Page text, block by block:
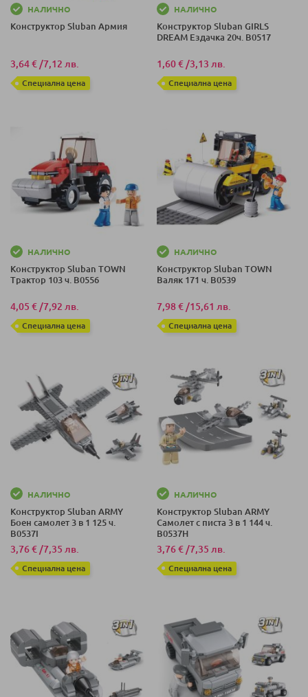
НАЛИЧНО
Конструктор Sluban Армия
3,64 € /7,12 лв.
Специална цена
НАЛИЧНО
Конструктор Sluban GIRLS
DREAM Ездачка 20ч. B0517
1,60 € /3,13 лв.
Специална цена
НАЛИЧНО
Конструктор Sluban TOWN
Трактор 103 ч. B0556
4,05 € /7,92 лв.
Специална цена
НАЛИЧНО
Конструктор Sluban TOWN
Валяк 171 ч. B0539
7,98 € /15,61 лв.
Специална цена
НАЛИЧНО
Конструктор Sluban ARMY
Боен самолет 3 в 1 125 ч.
B0537I
3,76 € /7,35 лв.
Специална цена
НАЛИЧНО
Конструктор Sluban ARMY
Самолет с писта 3 в 1 144 ч.
B0537H
3,76 € /7,35 лв.
Специална цена